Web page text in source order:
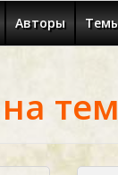
Авторы